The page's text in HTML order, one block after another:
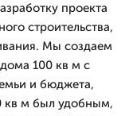
проекта
строительства,
Мы создаем
100 кв м с
и бюджета,
кв м был удобным,